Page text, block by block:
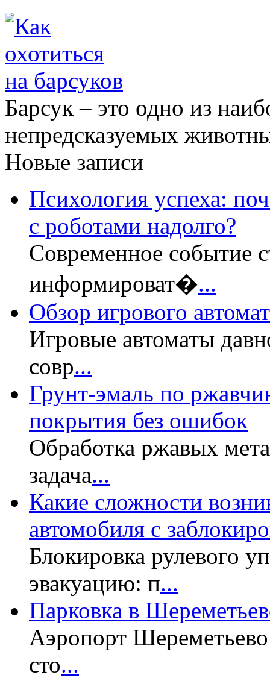
Барсук – это одно из
непредсказуемых
Новые записи
Психология успеха:
с роботами надолго?
Современное событие
информироват�...
Обзор игрового
Игровые автоматы
совр...
Грунт-эмаль по
покрытия без ошибок
Обработка ржавых
задача...
Какие сложности
автомобиля с
Блокировка рулевого
эвакуацию: п...
Парковка в
Аэропорт Шереметьево
сто...